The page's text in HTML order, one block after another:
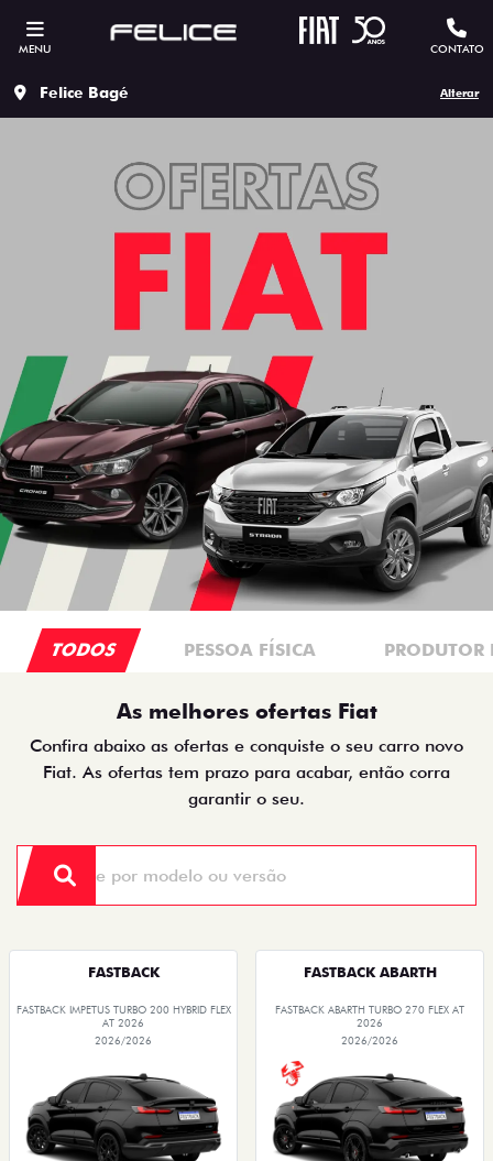
MENU CONTATO
Felice Bagé Alterar
TODOS PESSOA FÍSICA PRODUTOR
As melhores ofertas Fiat
Confira abaixo as ofertas e conquiste o seu carro novo
Fiat. As ofertas tem prazo para acabar, então corra
garantir o seu.
FASTBACK
FASTBACK IMPETUS TURBO 200 HYBRID FLEX
AT 2026
2026/2026
FASTBACK ABARTH
FASTBACK ABARTH TURBO 270 FLEX AT
2026
2026/2026